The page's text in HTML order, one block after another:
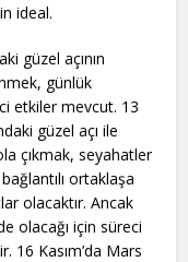
ideal.
güzel açının
günlük
etkiler mevcut. 13
güzel açı ile
çıkmak, seyahatler
ortaklaşa
olacaktır. Ancak
olacağı için süreci
Kasım’da Mars